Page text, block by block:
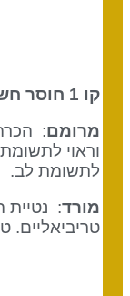
קו 1 חוסר חשיבות
מרומם: הכרה
וראוי
לתשומת לב.
מורד: נטיית
טריביאליים.